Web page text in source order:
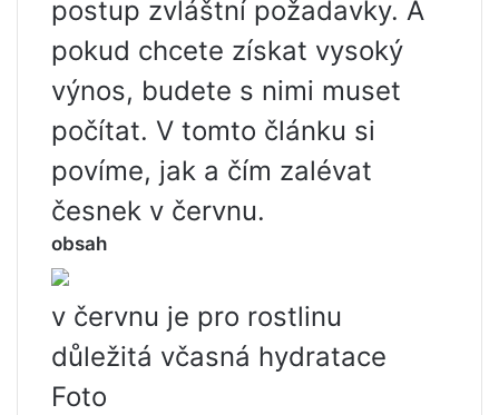
postup zvláštní požadavky. A
pokud chcete získat vysoký
výnos, budete s nimi muset
počítat. V tomto článku si
povíme, jak a čím zalévat
česnek v červnu.
obsah
v červnu je pro rostlinu
důležitá včasná hydratace
Foto